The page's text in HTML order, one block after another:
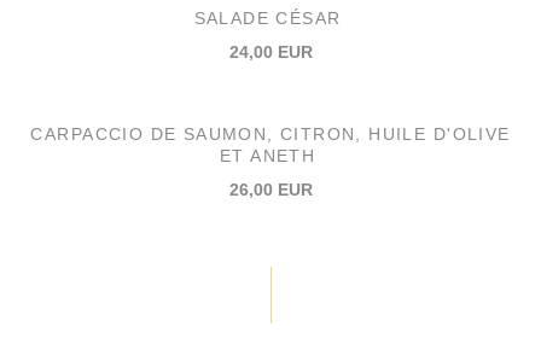
SALADE CÉSAR
24,00 EUR
CARPACCIO DE SAUMON, CITRON, HUILE D'OLIVE
ET ANETH
26,00 EUR